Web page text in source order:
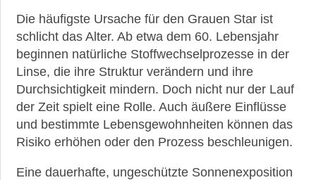
Die häufigste Ursache für den Grauen Star ist
schlicht das Alter. Ab etwa dem 60. Lebensjahr
beginnen natürliche Stoffwechselprozesse in der
Linse, die ihre Struktur verändern und ihre
Durchsichtigkeit mindern. Doch nicht nur der Lauf
der Zeit spielt eine Rolle. Auch äußere Einflüsse
und bestimmte Lebensgewohnheiten können das
Risiko erhöhen oder den Prozess beschleunigen.
Eine dauerhafte, ungeschützte Sonnenexposition